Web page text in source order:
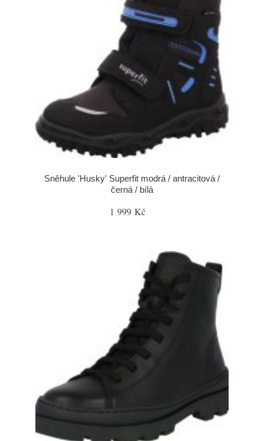
Sněhule 'Husky' Superfit modrá / antracitová /
černá / bílá
1 999 Kč